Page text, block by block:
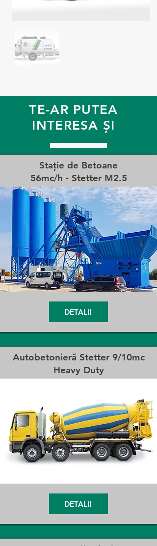
TE-AR PUTEA
INTERESA ȘI
Stație de Betoane
56mc/h - Stetter M2.5
DETALII
Autobetonieră Stetter 9/10mc
Heavy Duty
DETALII